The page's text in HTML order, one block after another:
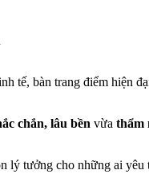
tế, bàn trang điểm hiện
chắn, lâu bền vừa thẩm
lý tưởng cho những ai yêu